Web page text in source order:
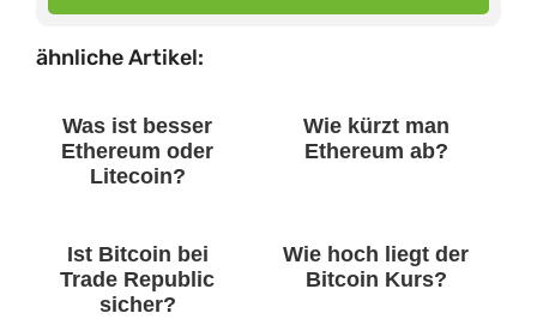
ähnliche Artikel:
Was ist besser
Ethereum oder
Litecoin?
Wie kürzt man
Ethereum ab?
Ist Bitcoin bei
Trade Republic
sicher?
Wie hoch liegt der
Bitcoin Kurs?